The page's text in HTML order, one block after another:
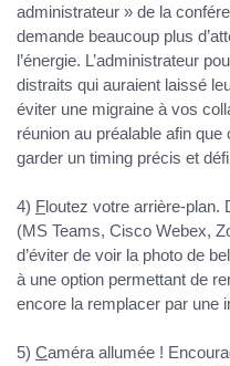
administrateur » de la
demande beaucoup plus
l’énergie. L’administrateur
distraits qui auraient laissé
éviter une migraine à vos
réunion au préalable afin
garder un timing précis et
4) Floutez votre arrière-plan.
(MS Teams, Cisco Webex,
d’éviter de voir la photo de
à une option permettant de
encore la remplacer par une
5) Caméra allumée !